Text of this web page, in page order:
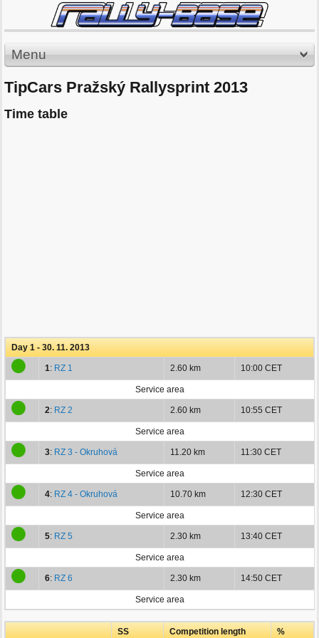
Menu
TipCars Pražský Rallysprint 2013
Time table
Day 1 - 30. 11. 2013
1: RZ 1 2.60 km 10:00 CET
Service area
2: RZ 2 2.60 km 10:55 CET
Service area
3: RZ 3 - Okruhová 11.20 km 11:30 CET
Service area
4: RZ 4 - Okruhová 10.70 km 12:30 CET
Service area
5: RZ 5 2.30 km 13:40 CET
Service area
6: RZ 6 2.30 km 14:50 CET
Service area
SS Competition length %